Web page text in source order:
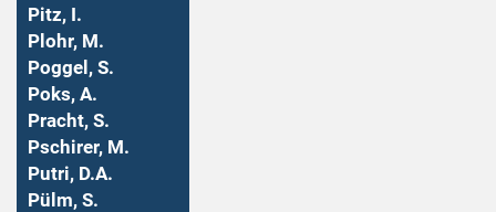
Pitz, I.
Plohr, M.
Poggel, S.
Poks, A.
Pracht, S.
Pschirer, M.
Putri, D.A.
Pülm, S.